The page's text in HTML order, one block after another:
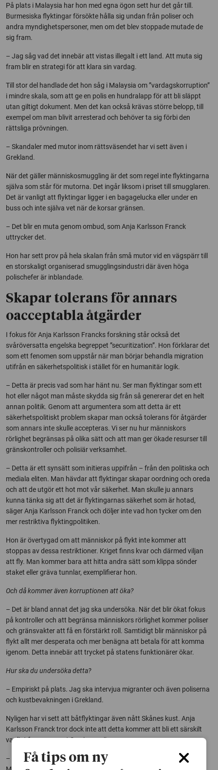
På plats i Malaysia har hon med egna ögon sett hur det går till.
Burmesiska flyktingar försökte hålla sig undan från poliser och
andra myndighetspersoner, men om det blev stoppade mutade de
sig fram.
– Jag såg vad det innebär att vistas illegalt i ett land. Att muta sig
fram blir en strategi för att klara sin vardag.
Till stor del handlade det hon såg i Malaysia om ”vardagskorruption”
i mindre skala, som att ge en polis en hundralapp för att bli släppt
utan giltigt dokument. Men det kan också krävas större belopp, till
exempel om man blivit arresterad och behöver ta sig förbi den
rättsliga prövningen.
– Skandaler med mutor inom rättsväsendet har vi sett även i
Grekland.
När det gäller människosmuggling är det som regel inte flyktingarna
själva som står för mutorna. Det ingår liksom i priset till smugglaren.
Det är vanligt att flyktingar ligger i en bagagelucka eller under en
buss och inte själva vet när de korsar gränsen.
– Det blir en muta genom ombud, som Anja Karlsson Franck
uttrycker det.
Hon har sett prov på hela skalan från små mutor vid en vägspärr till
en storskaligt organiserad smugglingsindustri där även höga
polischefer är inblandade.
Skapar tolerans för annars
oacceptabla åtgärder
I fokus för Anja Karlsson Francks forskning står också det
svåröversatta engelska begreppet ”securitization”. Hon förklarar det
som ett fenomen som uppstår när man börjar behandla migration
utifrån en säkerhetspolitisk i stället för en humanitär logik.
– Detta är precis vad som har hänt nu. Ser man flyktingar som ett
hot eller något man måste skydda sig från så genererar det en helt
annan politik. Genom att argumentera som att detta är ett
säkerhetspolitiskt problem skapar man också tolerans för åtgärder
som annars inte skulle accepteras. Vi ser nu hur människors
rörlighet begränsas på olika sätt och att man ger ökade resurser till
gränskontroller och polisiär verksamhet.
– Detta är ett synsätt som initieras uppifrån – från den politiska och
mediala eliten. Man hävdar att flyktingar skapar oordning och oreda
och att de utgör ett hot mot vår säkerhet. Man skulle ju annars
kunna tänka sig att det är flyktingarnas säkerhet som är hotad,
säger Anja Karlsson Franck och döljer inte vad hon tycker om den
mer restriktiva flyktingpolitiken.
Hon är övertygad om att människor på flykt inte kommer att
stoppas av dessa restriktioner. Kriget finns kvar och därmed viljan
att fly. Man kommer bara att hitta andra sätt som klippa sönder
staket eller gräva tunnlar, exemplifierar hon.
Och då kommer även korruptionen att öka?
– Det är bland annat det jag ska undersöka. När det blir ökat fokus
på kontroller och att begränsa människors rörlighet kommer poliser
och gränsvakter att få en förstärkt roll. Samtidigt blir människor på
flykt allt mer desperata och mer benägna att betala för att komma
igenom. Detta innebär att trycket på statens funktionärer ökar.
Hur ska du undersöka detta?
– Empiriskt på plats. Jag ska intervjua migranter och även poliserna
och kustbevakningen i Grekland.
Nyligen har vi sett att båtflyktingar även nått Skånes kust. Anja
Karlsson Franck tror dock inte att detta kommer att bli ett särskilt
vanligt fenomen runt Sveriges gränser.
– Jag tror inte att Östersjön eller Öresund blir ett nytt Medelhavet.
Få tips om ny